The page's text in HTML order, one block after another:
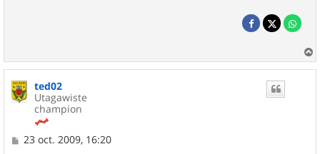
a
ted02
Utagawiste
champion
M
23 oct. 2009, 16:20